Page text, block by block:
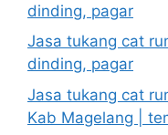
dinding, pagar
Jasa tukang cat
dinding, pagar
Jasa tukang cat
Kab Magelang |